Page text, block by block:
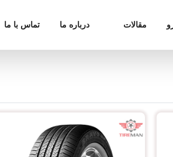
مقالات درباره ما تماس با ما